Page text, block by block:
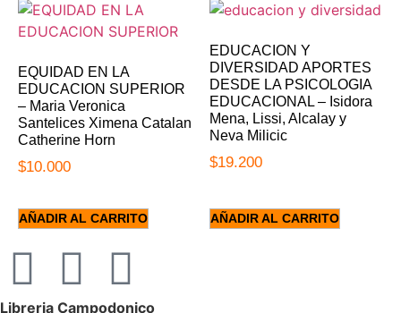
EQUIDAD EN LA
EDUCACION SUPERIOR
– Maria Veronica
Santelices Ximena Catalan
Catherine Horn
$10.000
AÑADIR AL CARRITO
EDUCACION Y
DIVERSIDAD APORTES
DESDE LA PSICOLOGIA
EDUCACIONAL – Isidora
Mena, Lissi, Alcalay y
Neva Milicic
$19.200
AÑADIR AL CARRITO
Libreria Campodonico